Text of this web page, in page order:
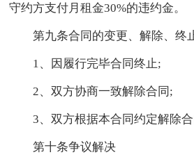
守约方支付月租金30%的违约金。
第九条合同的变更、解除、终
1、因履行完毕合同终止;
2、双方协商一致解除合同;
3、双方根据本合同约定解除合
第十条争议解决